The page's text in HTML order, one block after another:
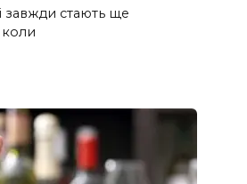
завжди стають ще